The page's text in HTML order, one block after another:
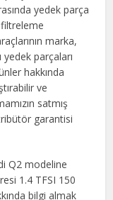
yedek parça
marka,
yedek parçaları
hakkında
ve
satmış
garantisi
Q2 modeline
1.4 TFSI 150
bilgi almak